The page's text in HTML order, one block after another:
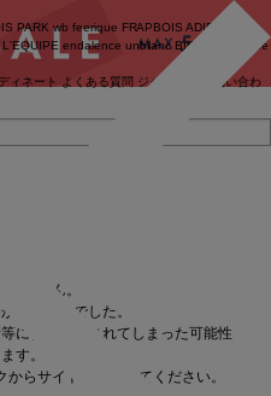
PARK wb feerique FRAPBOIS ADIEU
L'EQUIPE endalence unbilanc BIGI online store
ィネート よくある質問 ジャーナル
お問い合わ
りません。
りませんでした。
に伴い削除されてしまった可能性
す。
らサイトへ移動してください。